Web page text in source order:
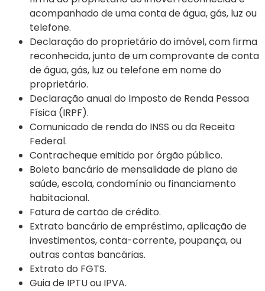
acompanhado de uma conta de água, gás, luz ou
telefone.
Declaração do proprietário do imóvel, com firma
reconhecida, junto de um comprovante de conta
de água, gás, luz ou telefone em nome do
proprietário.
Declaração anual do Imposto de Renda Pessoa
Física (IRPF).
Comunicado de renda do INSS ou da Receita
Federal.
Contracheque emitido por órgão público.
Boleto bancário de mensalidade de plano de
saúde, escola, condomínio ou financiamento
habitacional.
Fatura de cartão de crédito.
Extrato bancário de empréstimo, aplicação de
investimentos, conta-corrente, poupança, ou
outras contas bancárias.
Extrato do FGTS.
Guia de IPTU ou IPVA.